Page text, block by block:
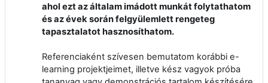
ahol ezt az általam imádott munkát folytathatom
és az évek során felgyülemlett rengeteg
tapasztalatot hasznosíthatom.
Referenciaként szívesen bemutatom korábbi e-
learning projektjeimet, illetve kész vagyok próba